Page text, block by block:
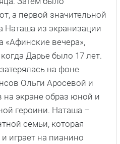
а первой значительной
Наташа из экранизации
«Афинские вечера»,
Дарье было 17 лет.
на фоне
Ольги Аросевой и
экране образ юной и
героини. Наташа –
семьи, которая
играет на пианино